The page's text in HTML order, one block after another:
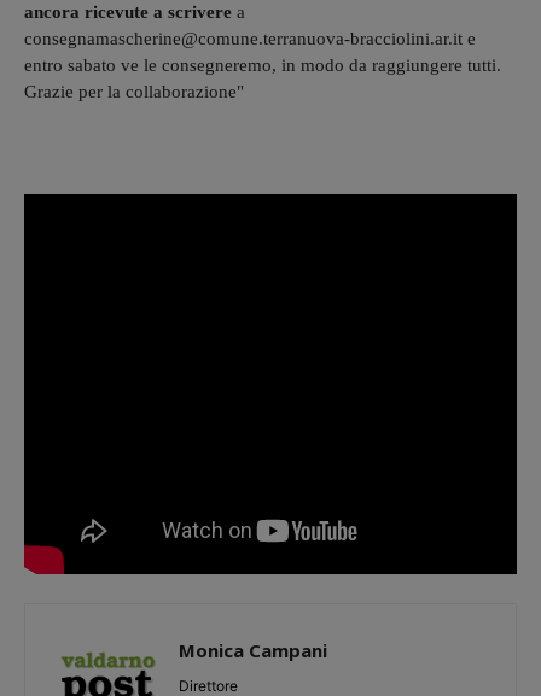
ancora ricevute a scrivere a
consegnamascherine@comune.terranuova-bracciolini.ar.it e
entro sabato ve le consegneremo, in modo da raggiungere tutti.
Grazie per la collaborazione"
Monica Campani
Direttore